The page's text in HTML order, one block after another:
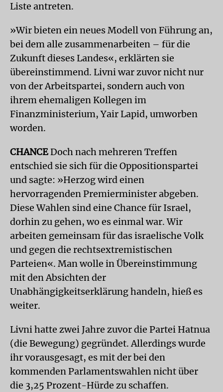
Liste antreten.
»Wir bieten ein neues Modell von Führung an,
bei dem alle zusammenarbeiten – für die
Zukunft dieses Landes«, erklärten sie
übereinstimmend. Livni war zuvor nicht nur
von der Arbeitspartei, sondern auch von
ihrem ehemaligen Kollegen im
Finanzministerium, Yair Lapid, umworben
worden.
CHANCEDoch nach mehreren Treffen
entschied sie sich für die Oppositionspartei
und sagte: »Herzog wird einen
hervorragenden Premierminister abgeben.
Diese Wahlen sind eine Chance für Israel,
dorhin zu gehen, wo es einmal war. Wir
arbeiten gemeinsam für das israelische Volk
und gegen die rechtsextremistischen
Parteien«. Man wolle in Übereinstimmung
mit den Absichten der
Unabhängigkeitserklärung handeln, hieß es
weiter.
Livni hatte zwei Jahre zuvor die Partei Hatnua
(die Bewegung) gegründet. Allerdings wurde
ihr vorausgesagt, es mit der bei den
kommenden Parlamentswahlen nicht über
die 3,25 Prozent-Hürde zu schaffen.